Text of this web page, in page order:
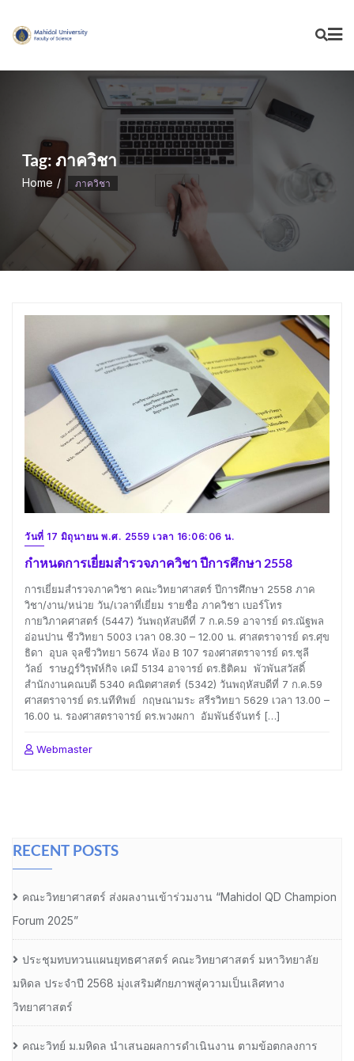
content
Tag: ภาควิชา
Home ภาควิชา
วันที่ 17 มิถุนายน พ.ศ. 2559 เวลา 16:06:06 น.
กำหนดการเยี่ยมสำรวจภาควิชา ปีการศึกษา 2558
การเยี่ยมสำรวจภาควิชา คณะวิทยาศาสตร์ ปีการศึกษา 2558 ภาค
วิชา/งาน/หน่วย วัน/เวลาที่เยี่ยม รายชื่อ ภาควิชา เบอร์โทร
กายวิภาคศาสตร์ (5447) วันพฤหัสบดีที่ 7 ก.ค.59 อาจารย์ ดร.ณัฐพล
อ่อนปาน ชีววิทยา 5003 เวลา 08.30 – 12.00 น. ศาสตราจารย์ ดร.ศุข
ธิดา อุบล จุลชีววิทยา 5674 ห้อง B 107 รองศาสตราจารย์ ดร.ชุลี
วัลย์ ราษฎร์วิรุฬห์กิจ เคมี 5134 อาจารย์ ดร.ธิติคม พัวพันสวัสดิ์
สำนักงานคณบดี 5340 คณิตศาสตร์ (5342) วันพฤหัสบดีที่ 7 ก.ค.59
ศาสตราจารย์ ดร.นทีทิพย์ กฤษณามระ สรีรวิทยา 5629 เวลา 13.00 –
16.00 น. รองศาสตราจารย์ ดร.พวงผกา อัมพันธ์จันทร์ […]
Webmaster
RECENT POSTS
คณะวิทยาศาสตร์ ส่งผลงานเข้าร่วมงาน “Mahidol QD Champion
Forum 2025”
ประชุมทบทวนแผนยุทธศาสตร์ คณะวิทยาศาสตร์ มหาวิทยาลัย
มหิดล ประจำปี 2568 มุ่งเสริมศักยภาพสู่ความเป็นเลิศทาง
วิทยาศาสตร์
คณะวิทย์ ม.มหิดล นำเสนอผลการดำเนินงาน ตามข้อตกลงการ